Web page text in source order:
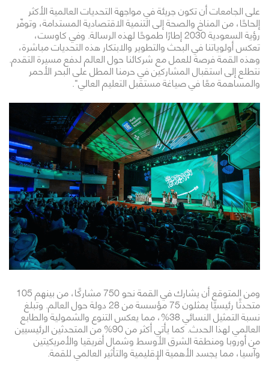
على الجامعات أن تكون جريئة في مواجهة التحديات العالمية الأكثر
إلحاحًا، من المناخ والصحة إلى التنمية الاقتصادية المستدامة، وتوفّر
رؤية السعودية 2030 إطارًا طموحًا لهذه الرسالة. وفي كاوست،
تعكس أولوياتنا في البحث والتطوير والابتكار هذه التحديات مباشرة،
وهذه القمة فرصة للعمل مع شركائنا حول العالم لدفع مسيرة التقدم.
نتطلع إلى استقبال المشاركين في حرمنا المطل على البحر الأحمر
والمساهمة معًا في صياغة مستقبل التعليم العالي".
ومن المتوقع أن يشارك في القمة نحو 750 مشاركًا، من بينهم 105
متحدثًا رئيسيًا يمثلون 75 مؤسسة من 28 دولة حول العالم. وتبلغ
نسبة التمثيل النسائي 38%، مما يعكس التنوع والشمولية والطابع
العالمي لهذا الحدث. كما يأتي أكثر من 90% من المتحدثين الرئيسيين
من أوروبا ومنطقة الشرق الأوسط وشمال أفريقيا والأمريكيتين
وآسيا، مما يجسد الأهمية الإقليمية والتأثير العالمي للقمة.